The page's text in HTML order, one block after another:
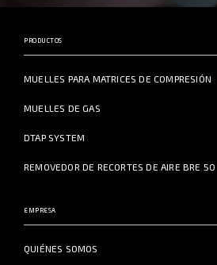
PRODUCTOS
MUELLES PARA MATRICES DE COMPRESIÓN
MUELLES DE GAS
DTAP SYSTEM
REMOVEDOR DE RECORTES DE AIRE BRE 50
EMPRESA
QUIÉNES SOMOS